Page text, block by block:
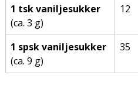
1 tsk vaniljesukker
(ca. 3 g)
12
1 spsk vaniljesukker
(ca. 9 g)
35